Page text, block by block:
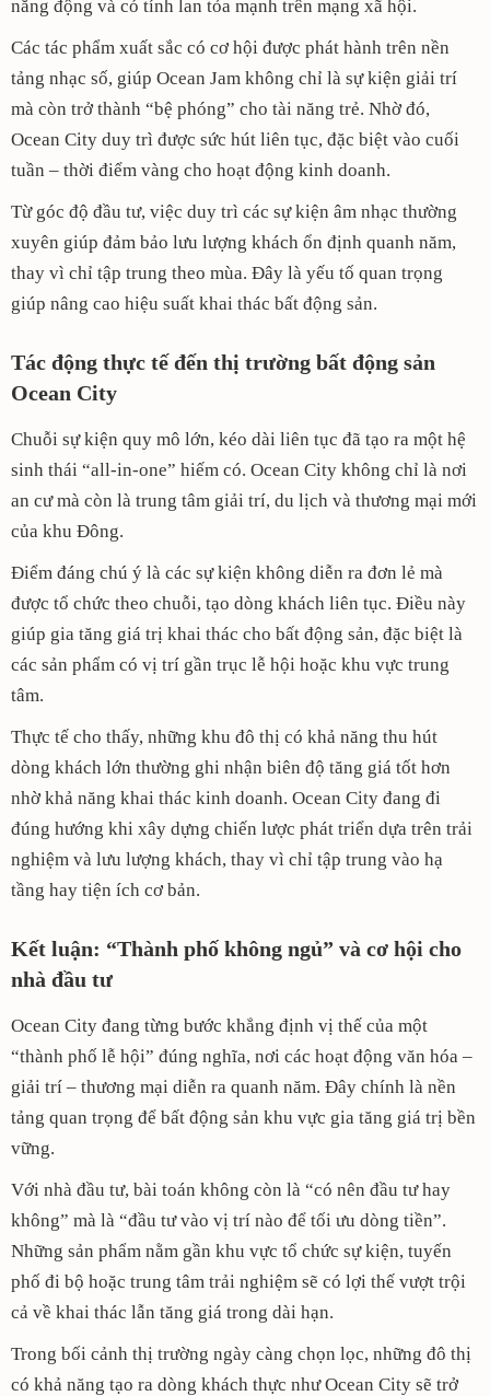
năng động và có tính lan tỏa mạnh trên mạng xã hội.
Các tác phẩm xuất sắc có cơ hội được phát hành trên nền
tảng nhạc số, giúp Ocean Jam không chỉ là sự kiện giải trí
mà còn trở thành “bệ phóng” cho tài năng trẻ. Nhờ đó,
Ocean City duy trì được sức hút liên tục, đặc biệt vào cuối
tuần – thời điểm vàng cho hoạt động kinh doanh.
Từ góc độ đầu tư, việc duy trì các sự kiện âm nhạc thường
xuyên giúp đảm bảo lưu lượng khách ổn định quanh năm,
thay vì chỉ tập trung theo mùa. Đây là yếu tố quan trọng
giúp nâng cao hiệu suất khai thác bất động sản.
Tác động thực tế đến thị trường bất động sản
Ocean City
Chuỗi sự kiện quy mô lớn, kéo dài liên tục đã tạo ra một hệ
sinh thái “all-in-one” hiếm có. Ocean City không chỉ là nơi
an cư mà còn là trung tâm giải trí, du lịch và thương mại mới
của khu Đông.
Điểm đáng chú ý là các sự kiện không diễn ra đơn lẻ mà
được tổ chức theo chuỗi, tạo dòng khách liên tục. Điều này
giúp gia tăng giá trị khai thác cho bất động sản, đặc biệt là
các sản phẩm có vị trí gần trục lễ hội hoặc khu vực trung
tâm.
Thực tế cho thấy, những khu đô thị có khả năng thu hút
dòng khách lớn thường ghi nhận biên độ tăng giá tốt hơn
nhờ khả năng khai thác kinh doanh. Ocean City đang đi
đúng hướng khi xây dựng chiến lược phát triển dựa trên trải
nghiệm và lưu lượng khách, thay vì chỉ tập trung vào hạ
tầng hay tiện ích cơ bản.
Kết luận: “Thành phố không ngủ” và cơ hội cho
nhà đầu tư
Ocean City đang từng bước khẳng định vị thế của một
“thành phố lễ hội” đúng nghĩa, nơi các hoạt động văn hóa –
giải trí – thương mại diễn ra quanh năm. Đây chính là nền
tảng quan trọng để bất động sản khu vực gia tăng giá trị bền
vững.
Với nhà đầu tư, bài toán không còn là “có nên đầu tư hay
không” mà là “đầu tư vào vị trí nào để tối ưu dòng tiền”.
Những sản phẩm nằm gần khu vực tổ chức sự kiện, tuyến
phố đi bộ hoặc trung tâm trải nghiệm sẽ có lợi thế vượt trội
cả về khai thác lẫn tăng giá trong dài hạn.
Trong bối cảnh thị trường ngày càng chọn lọc, những đô thị
có khả năng tạo ra dòng khách thực như Ocean City sẽ trở